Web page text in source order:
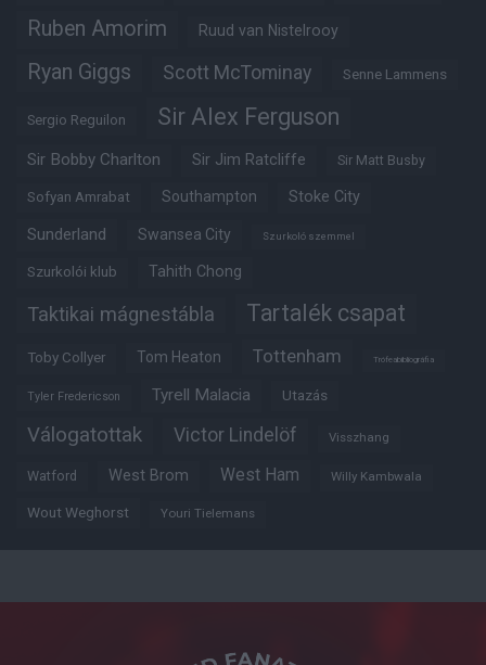
Ruben Amorim Ruud van Nistelrooy
Ryan Giggs Scott McTominay Senne Lammens
Sergio Reguilon Sir Alex Ferguson
Sir Bobby Charlton Sir Jim Ratcliffe Sir Matt Busby
Sofyan Amrabat Southampton Stoke City
Sunderland Swansea City Szurkoló szemmel
Szurkolói klub Tahith Chong
Taktikai mágnestábla Tartalék csapat
Toby Collyer Tom Heaton Tottenham Trófeabibliográfia
Tyler Fredericson Tyrell Malacia Utazás
Válogatottak Victor Lindelöf Visszhang
Watford West Brom West Ham Willy Kambwala
Wout Weghorst Youri Tielemans